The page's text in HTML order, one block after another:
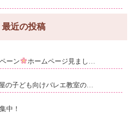
最近の投稿
ーン
ホームページ見まし…
の子ども向けバレエ教室の…
中！